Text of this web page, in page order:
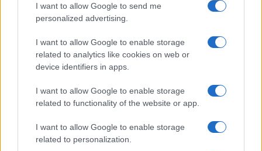
I want to allow Google to send me
personalized advertising.
I want to allow Google to enable storage
related to analytics like cookies on web or
device identifiers in apps.
I want to allow Google to enable storage
related to functionality of the website or app.
I want to allow Google to enable storage
related to personalization.
Pojava kvržica ili zadebljanja tkiva na bilo kojem
dijelu tijela ne treba zanemarivati. Stručnjaci
American Cancer Societyja naglašavaju da se u
nekim vrste raka dojke umjesto kvržica može
pojaviti crvena ili zadebljala koža.
Rana koje ne zarasta